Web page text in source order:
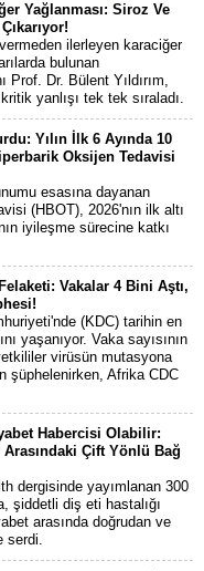
Yağlanması: Siroz Ve
ilerleyen karaciğer
bulunan
Prof. Dr. Bülent Yıldırım,
yanlışı tek tek sıraladı.
Yılın İlk 6 Ayında 10
Oksijen Tedavisi
esasına dayanan
(HBOT), 2026'nın ilk altı
iyileşme sürecine katkı
Vakalar 4 Bini Aştı,
(KDC) tarihin en
yaşanıyor. Vaka sayısının
virüsün mutasyona
şüphelenirken, Afrika CDC
Habercisi Olabilir:
Arasındaki Çift Yönlü Bağ
dergisinde yayımlanan 300
şiddetli diş eti hastalığı
arasında doğrudan ve
serdi.